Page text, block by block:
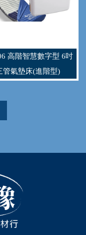
高階智慧數字型 6吋
管氣墊床(進階型)